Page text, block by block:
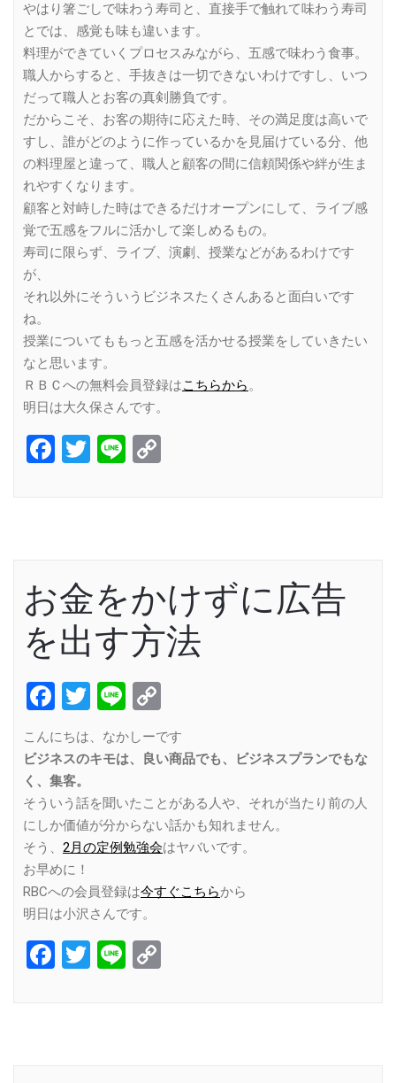
やはり箸ごしで味わう寿司と、直接手で触れて味わう寿司
とでは、感覚も味も違います。
料理ができていくプロセスみながら、五感で味わう食事。
職人からすると、手抜きは一切できないわけですし、いつ
だって職人とお客の真剣勝負です。
だからこそ、お客の期待に応えた時、その満足度は高いで
すし、誰がどのように作っているかを見届けている分、他
の料理屋と違って、職人と顧客の間に信頼関係や絆が生ま
れやすくなります。
顧客と対峙した時はできるだけオープンにして、ライブ感
覚で五感をフルに活かして楽しめるもの。
寿司に限らず、ライブ、演劇、授業などがあるわけです
が、
それ以外にそういうビジネスたくさんあると面白いです
ね。
授業についてももっと五感を活かせる授業をしていきたい
なと思います。
ＲＢＣへの無料会員登録はこちらから。
明日は大久保さんです。
Facebook
Twitter
Line
お金をかけずに広告
を出す方法
Facebook
Twitter
Line
Link
こんにちは、なかしーです
ビジネスのキモは、良い商品でも、ビジネスプランでもな
く、集客。
そういう話を聞いたことがある人や、それが当たり前の人
にしか価値が分からない話かも知れません。
そう、 2月の定例勉強会はヤバいです。
お早めに！
RBCへの会員登録は今すぐこちらから
明日は小沢さんです。
Facebook
Twitter
Line